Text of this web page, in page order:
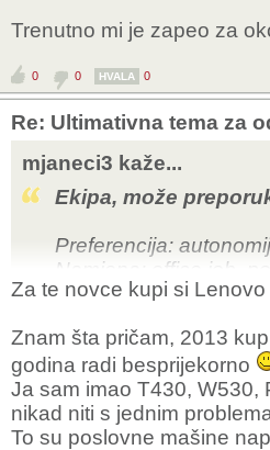
Trenutno mi je zapeo za
0 0 HVALA 0
Re: Ultimativna tema za
mjaneci3 kaže...
Ekipa, može
Preferencija:
Namjena: office job,
najviše će raditi
Trenutno mi je zapeo
Za te novce kupi si
Znam šta pričam, 2013
godina radi besprijekorno
Ja sam imao T430, W530,
nikad niti s jednim
To su poslovne mašine